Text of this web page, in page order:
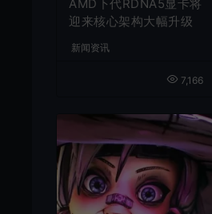
AMD下代RDNA5显卡将
迎来核心架构大幅升级
新闻资讯
7,166